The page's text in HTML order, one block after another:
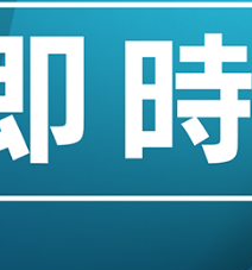
張放慢兼縮減人手
援Anthropic租用Google晶片
圍 14類產品或加徵25%
增鉑金卡級別鎖定高消費客
寶鐘錶銷售升勢最強
派息比率目標維持50%